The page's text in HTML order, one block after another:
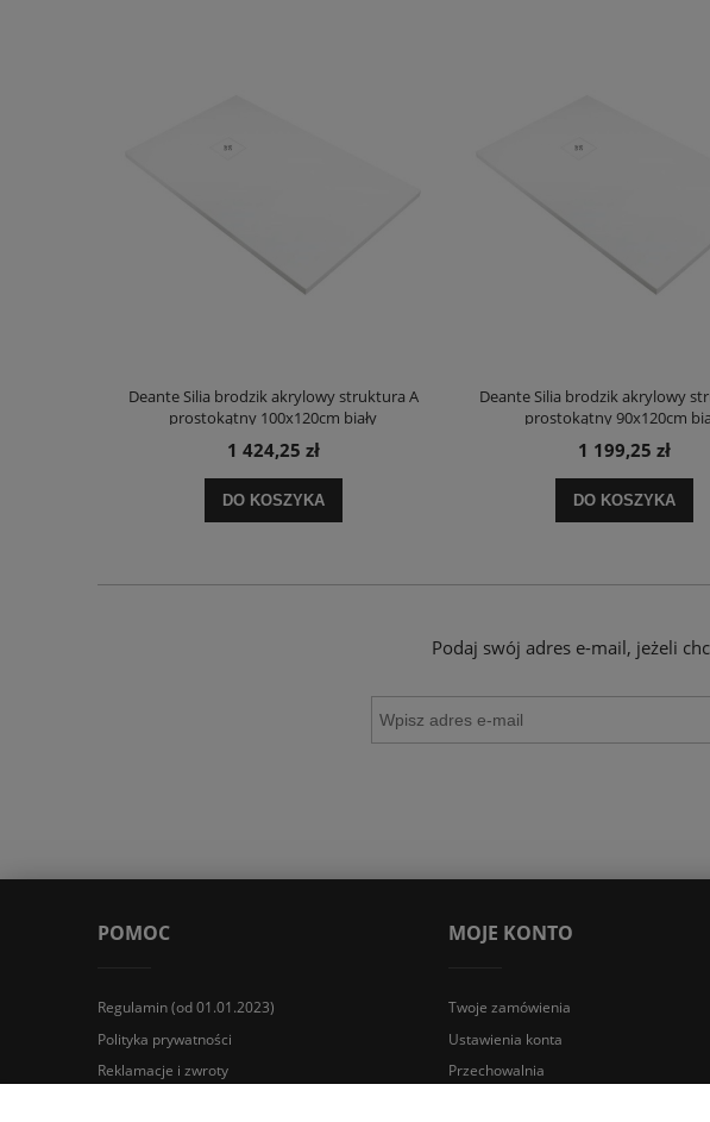
Deante Silia brodzik akrylowy struktura A
prostokątny 100x120cm biały
1 424,25 zł
DO KOSZYKA
Deante Silia brodzik akrylowy
prostokątny 90x120cm
1 199,25 zł
DO KOSZYKA
Podaj swój adres e-mail, jeżeli
POMOC
Regulamin (od 01.01.2023)
Polityka prywatności
Reklamacje i zwroty
MOJE KONTO
Twoje zamówienia
Ustawienia konta
Przechowalnia